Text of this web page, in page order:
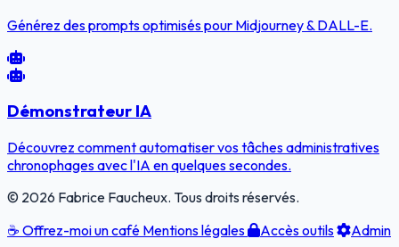
Générez des prompts optimisés pour Midjourney & DALL-E.
Démonstrateur IA
Découvrez comment automatiser vos tâches administratives
chronophages avec l'IA en quelques secondes.
© 2026 Fabrice Faucheux. Tous droits réservés.
☕ Offrez-moi un café Mentions légales Accès outils Admin